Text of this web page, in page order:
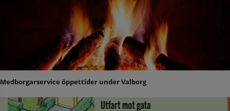
Medborgarservice öppettider under Valborg